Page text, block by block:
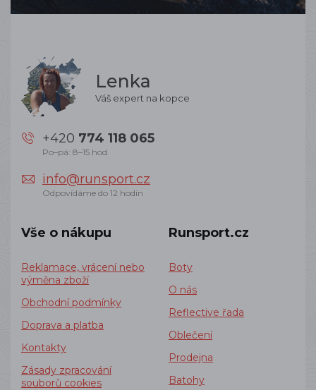
Lenka
Váš expert na kopce
+420 774 118 065
Po–pá: 8–15 hod.
info@runsport.cz
Odpovídáme do 12 hodin
Vše o nákupu
Reklamace, vrácení nebo
výměna zboží
Obchodní podmínky
Doprava a platba
Kontakty
Zásady zpracování
souborů cookies
Runsport.cz
Boty
O nás
Reflective řada
Oblečení
Prodejna
Batohy